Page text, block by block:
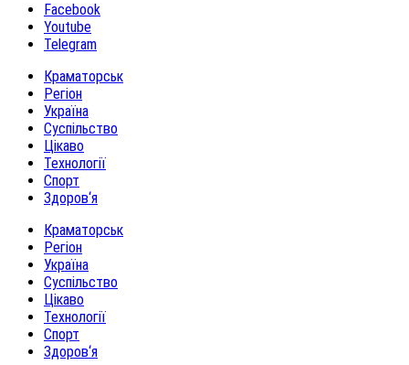
Facebook
Youtube
Telegram
Краматорськ
Регіон
Україна
Суспільство
Цікаво
Технології
Спорт
Здоров‘я
Краматорськ
Регіон
Україна
Суспільство
Цікаво
Технології
Спорт
Здоров‘я